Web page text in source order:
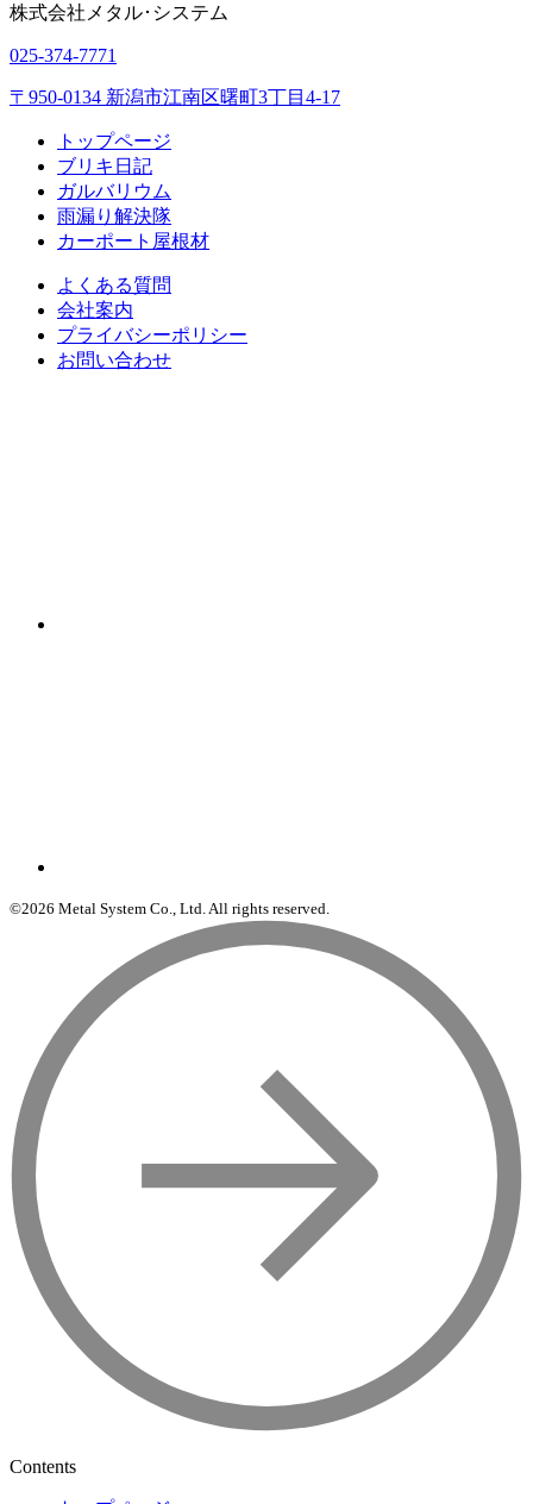
株式会社 メタル･システム
025-374-7771
〒950-0134 新潟市江南区曙町3丁目4-17
トップページ
ブリキ日記
ガルバリウム
雨漏り解決隊
カーポート屋根材
よくある質問
会社案内
プライバシーポリシー
お問い合わせ
©2026 Metal System Co., Ltd. All rights reserved.
Contents